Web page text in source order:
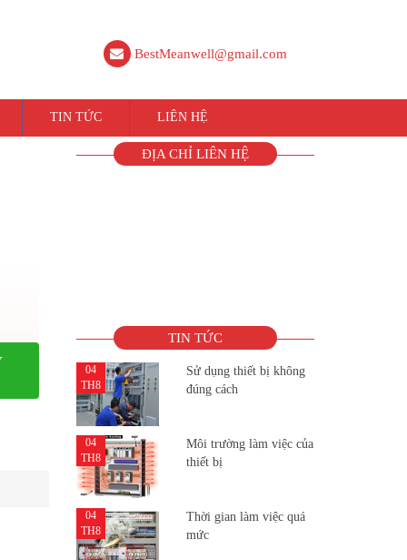
BestMeanwell@gmail.com
TIN TỨC LIÊN HỆ
ĐỊA CHỈ LIÊN HỆ
TIN TỨC
04
TH8
Sử dụng thiết bị không
đúng cách
04
TH8
Môi trường làm việc của
thiết bị
04
TH8
Thời gian làm việc quá
mức